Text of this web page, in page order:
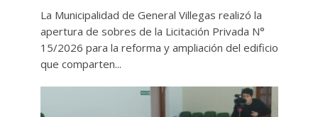
La Municipalidad de General Villegas realizó la
apertura de sobres de la Licitación Privada N°
15/2026 para la reforma y ampliación del edificio
que comparten...